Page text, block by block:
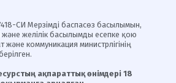
СИ Мерзімді баспасөз басылымын,
және желілік басылымды есепке қою
және коммуникация министрлігінің
ақпараттық өнімдері 18